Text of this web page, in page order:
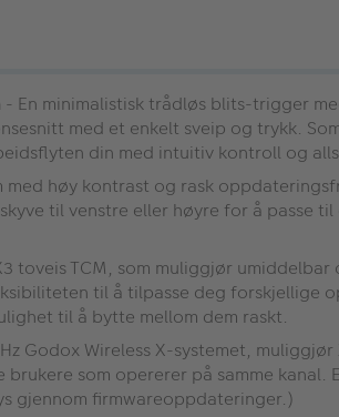
- En minimalistisk trådløs blits-trigger
med et enkelt sveip og trykk.
din med intuitiv kontroll og
med høy kontrast og rask
til venstre eller høyre for å
toveis TCM, som muliggjør
til å tilpasse deg forskjellige
til å bytte mellom dem raskt.
Godox Wireless X-systemet,
som opererer på samme
gjennom firmwareoppdateringer.)